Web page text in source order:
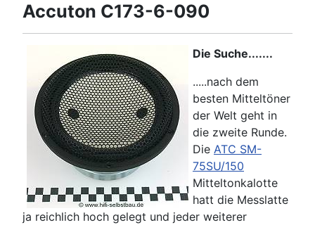
Accuton C173-6-090
Die Suche.......
.....nach dem
besten Mitteltöner
der Welt geht in
die zweite Runde.
Die ATC SM-
75SU/150
Mitteltonkalotte
hatt die Messlatte
ja reichlich hoch gelegt und jeder weiterer